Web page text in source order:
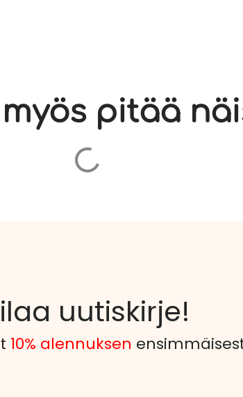
pitää
uutiskirje!
10% alennuksen